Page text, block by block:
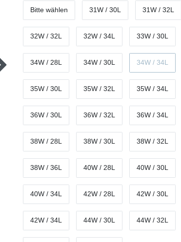
Bitte wählen 31W / 30L 31W / 32L
32W / 32L 32W / 34L 33W / 30L
34W / 28L 34W / 30L 34W / 34L
35W / 30L 35W / 32L 35W / 34L
36W / 30L 36W / 32L 36W / 34L
38W / 28L 38W / 30L 38W / 32L
38W / 36L 40W / 28L 40W / 30L
40W / 34L 42W / 28L 42W / 30L
42W / 34L 44W / 30L 44W / 32L